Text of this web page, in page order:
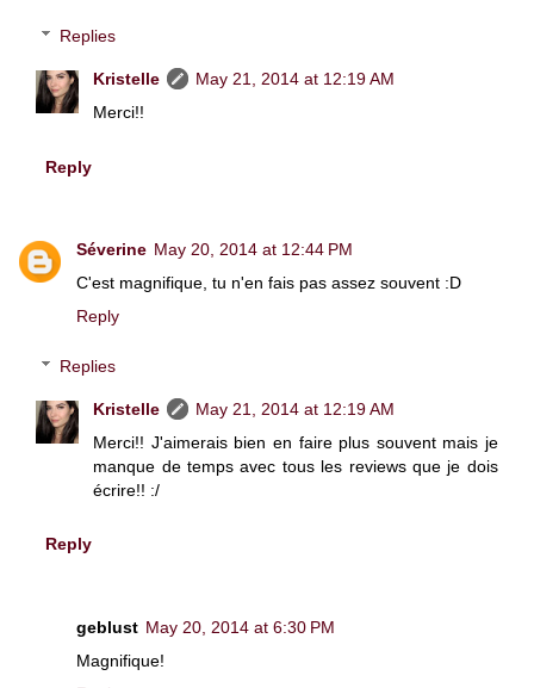
Replies
Kristelle
May 21, 2014 at 12:19 AM
Merci!!
Reply
Séverine May 20, 2014 at 12:44 PM
C'est magnifique, tu n'en fais pas assez souvent :D
Reply
Replies
Kristelle
May 21, 2014 at 12:19 AM
Merci!! J'aimerais bien en faire plus souvent mais je
manque de temps avec tous les reviews que je dois
écrire!! :/
Reply
geblust May 20, 2014 at 6:30 PM
Magnifique!